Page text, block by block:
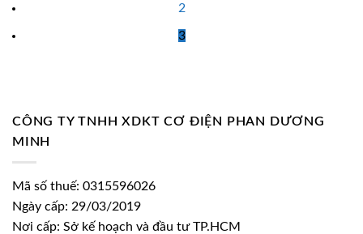
2
3
CÔNG TY TNHH XDKT CƠ ĐIỆN PHAN DƯƠNG
MINH
Mã số thuế: 0315596026
Ngày cấp: 29/03/2019
Nơi cấp: Sở kế hoạch và đầu tư TP.HCM